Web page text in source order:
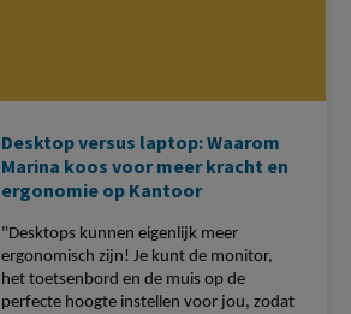
Desktop versus laptop: Waarom
Marina koos voor meer kracht en
ergonomie op Kantoor
"Desktops kunnen eigenlijk meer
ergonomisch zijn! Je kunt de monitor,
het toetsenbord en de muis op de
perfecte hoogte instellen voor jou, zodat